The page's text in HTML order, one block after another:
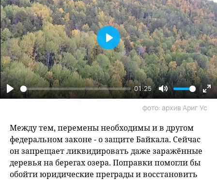
Play
01:25
Mute
Play
фото: архив Ариг Ус
Между тем, перемены необходимы и в другом
федеральном законе - о защите Байкала. Сейчас
он запрещает ликвидировать даже заражённые
деревья на берегах озера. Поправки помогли бы
обойти юридические преграды и восстановить